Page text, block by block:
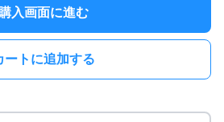
購入画面に進む
ートに追加する